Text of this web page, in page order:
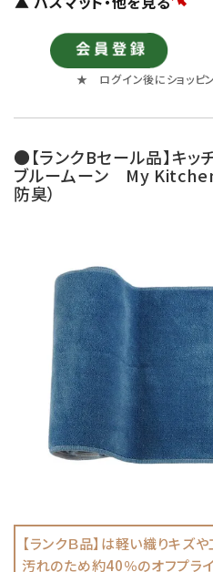
★ ログイン後にショッピン
●【ランクBセール品】キ
ブルームーン My
防臭）
【ランクＢ品】は軽い織りキズ
汚れのため約40％のオフプラ